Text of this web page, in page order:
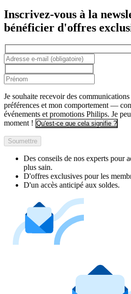
Inscrivez-vous à la
bénéficier d'offres
Je souhaite recevoir des
préférences et mon comportement —
événements et promotions Philips. Je
moment ! Qu'est-ce que cela signifie ?
Soumettre
Des conseils de nos experts pour
plus sain.
D'offres exclusives pour les
D'un accès anticipé aux soldes.